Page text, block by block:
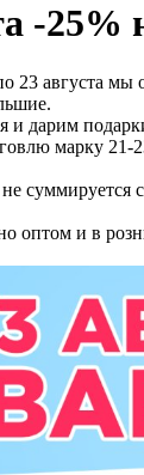
-
23 августа
и дарим
марку 21-
суммируется
оптом и в